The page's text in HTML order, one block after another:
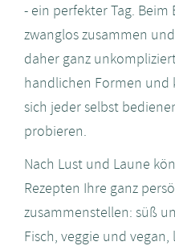
- ein perfekter Tag.
zwanglos zusammen
daher ganz
handlichen Formen und
sich jeder selbst
probieren.
Nach Lust und Laune
Rezepten Ihre ganz
zusammenstellen: süß
Fisch, veggie und